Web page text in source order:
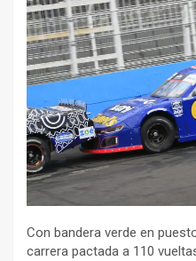
Con bandera verde en
carrera pactada a 110